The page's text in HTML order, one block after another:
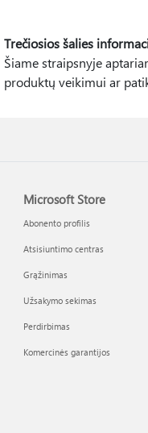
Trečiosios šalies
Šiame straipsnyje
produktų veikimui ar
Microsoft Store
Abonento profilis
Atsisiuntimo centras
Grąžinimas
Užsakymo sekimas
Perdirbimas
Komercinės garantijos